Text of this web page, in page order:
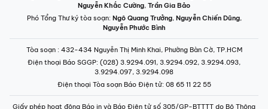
Nguyễn Khắc Cường, Trần Gia Bảo
Phó Tổng Thư ký tòa soạn: Ngô Quang Trưởng, Nguyễn Chiến Dũng,
Nguyễn Phước Bình
Tòa soạn : 432-434 Nguyễn Thị Minh Khai, Phường Bàn Cờ, TP.HCM
Điện thoại Báo SGGP: (028) 3.9294.091, 3.9294.092, 3.9294.093,
3.9294.097, 3.9294.098
Điện thoại Tòa soạn Báo Điện tử: 08 65 11 22 55
Giấy phép hoạt động Báo in và Báo Điện tử số 305/GP-BTTTT do Bộ Thông